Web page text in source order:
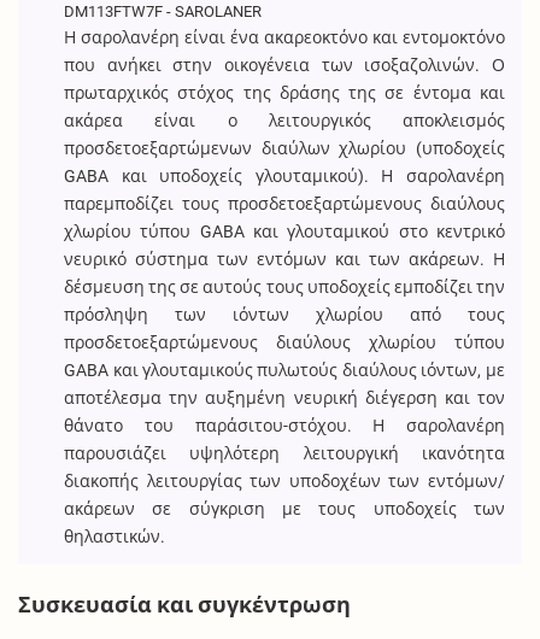
DM113FTW7F - SAROLANER
Η σαρολανέρη είναι ένα ακαρεοκτόνο και εντομοκτόνο
που ανήκει στην οικογένεια των ισοξαζολινών. Ο
πρωταρχικός στόχος της δράσης της σε έντομα και
ακάρεα είναι ο λειτουργικός αποκλεισμός
προσδετοεξαρτώμενων διαύλων χλωρίου (υποδοχείς
GABA και υποδοχείς γλουταμικού). Η σαρολανέρη
παρεμποδίζει τους προσδετοεξαρτώμενους διαύλους
χλωρίου τύπου GABA και γλουταμικού στο κεντρικό
νευρικό σύστημα των εντόμων και των ακάρεων. Η
δέσμευση της σε αυτούς τους υποδοχείς εμποδίζει την
πρόσληψη των ιόντων χλωρίου από τους
προσδετοεξαρτώμενους διαύλους χλωρίου τύπου
GABA και γλουταμικούς πυλωτούς διαύλους ιόντων, με
αποτέλεσμα την αυξημένη νευρική διέγερση και τον
θάνατο του παράσιτου-στόχου. Η σαρολανέρη
παρουσιάζει υψηλότερη λειτουργική ικανότητα
διακοπής λειτουργίας των υποδοχέων των εντόμων/
ακάρεων σε σύγκριση με τους υποδοχείς των
θηλαστικών.
Συσκευασία και συγκέντρωση